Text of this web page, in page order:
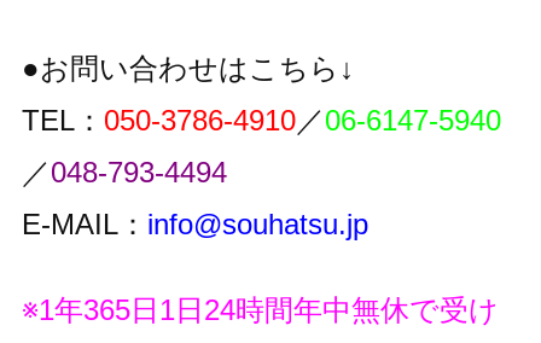
●お問い合わせはこちら↓
TEL： 050-3786-4910／06-6147-5940
／048-793-4494
E-MAIL： info@souhatsu.jp
※1年365日1日24時間年中無休で受け